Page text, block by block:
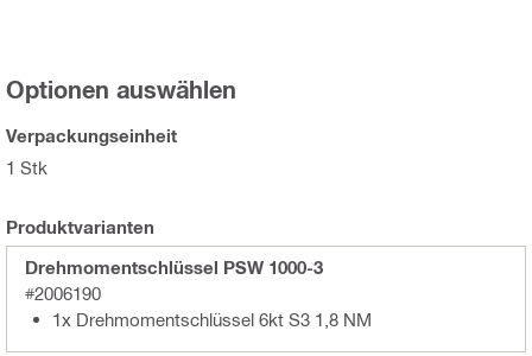
Optionen auswählen
Verpackungseinheit
1 Stk
Produktvarianten
Drehmomentschlüssel PSW 1000-3
#2006190
1x Drehmomentschlüssel 6kt S3 1,8 NM